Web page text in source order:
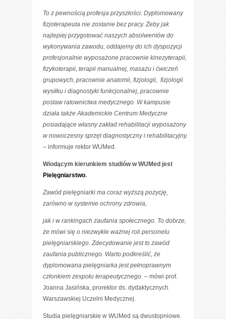
To z pewnością profesja przyszłości. Dyplomowany
fizjoterapeuta nie zostanie bez pracy. Żeby jak
najlepiej przygotować naszych absolwentów do
wykonywania zawodu, oddajemy do ich dyspozycji
profesjonalnie wyposażone pracownie kinezyterapii,
fizykoterapii, terapii manualnej, masażu i ćwiczeń
grupowych, pracownie anatomii, fizjologii, fizjologii
wysiłku i diagnostyki funkcjonalnej, pracownie
postaw ratownictwa medycznego. W kampusie
działa także Akademickie Centrum Medyczne
posiadające własny zakład rehabilitacji wyposażony
w nowoczesny sprzęt diagnostyczny i rehabilitacyjny.
– informuje rektor WUMed.
Wiodącym kierunkiem studiów w WUMed jest
Pielęgniarstwo.
Zawód pielęgniarki ma coraz wyższą pozycję,
zarówno w systemie ochrony zdrowia,
jak i w rankingach zaufania społecznego. To dobrze,
że mówi się o niezwykle ważnej roli personelu
pielęgniarskiego. Zdecydowanie jest to zawód
zaufania publicznego. Warto podkreślić, że
dyplomowana pielęgniarka jest pełnoprawnym
członkiem zespołu terapeutycznego. – mówi prof.
Joanna Jasińska, prorektor ds. dydaktycznych
Warszawskiej Uczelni Medycznej.
Studia pielęgniarskie w WUMed są dwustopniowe.